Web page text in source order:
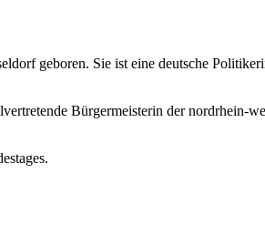
geboren. Sie ist eine deutsche
Bürgermeisterin der nordrhein-